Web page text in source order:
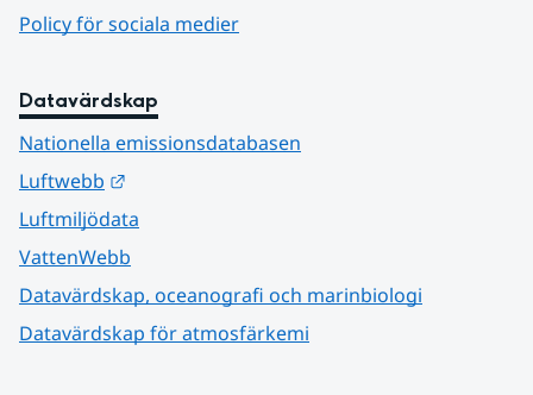
Policy för sociala medier
Datavärdskap
Nationella emissionsdatabasen
Luftwebb
Luftmiljödata
VattenWebb
Datavärdskap, oceanografi och marinbiologi
Datavärdskap för atmosfärkemi